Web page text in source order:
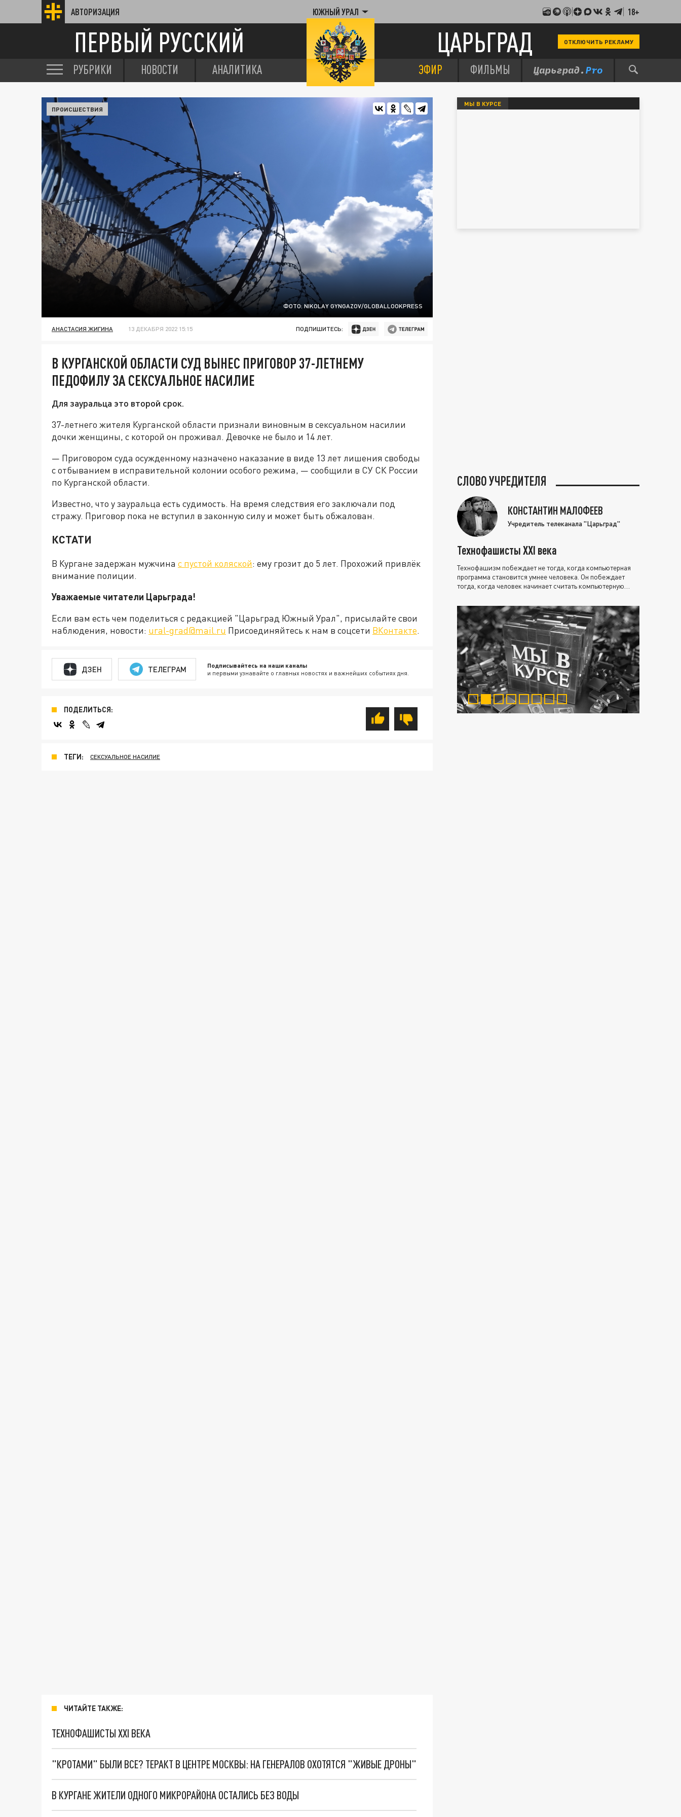
АВТОРИЗАЦИЯ ЮЖНЫЙ УРАЛ 18+
ПЕРВЫЙ РУССКИЙ ЦАРЬГРАД ОТКЛЮЧИТЬ РЕКЛАМУ
РУБРИКИ НОВОСТИ АНАЛИТИКА ЭФИР ФИЛЬМЫ
ФОТО: NIKOLAY GYNGAZOV/GLOBALLOOKPRESS
ПРОИСШЕСТВИЯ
АНАСТАСИЯ ЖИГИНА 13 ДЕКАБРЯ 2022 15:15 ПОДПИШИТЕСЬ:
В КУРГАНСКОЙ ОБЛАСТИ СУД ВЫНЕС ПРИГОВОР 37-ЛЕТНЕМУ
ПЕДОФИЛУ ЗА СЕКСУАЛЬНОЕ НАСИЛИЕ
Для зауральца это второй срок.
37-летнего жителя Курганской области признали виновным в сексуальном насилии
дочки женщины, с которой он проживал. Девочке не было и 14 лет.
— Приговором суда осужденному назначено наказание в виде 13 лет лишения свободы
с отбыванием в исправительной колонии особого режима, — сообщили в СУ СК России
по Курганской области.
Известно, что у зауральца есть судимость. На время следствия его заключали под
стражу. Приговор пока не вступил в законную силу и может быть обжалован.
КСТАТИ
В Кургане задержан мужчина с пустой коляской: ему грозит до 5 лет. Прохожий привлёк
внимание полиции.
Уважаемые читатели Царьграда!
Если вам есть чем поделиться с редакцией "Царьград Южный Урал", присылайте свои
наблюдения, новости: ural-grad@mail.ru Присоединяйтесь к нам в соцсети ВКонтакте.
ДЗЕН ТЕЛЕГРАМ Подписывайтесь на наши каналы
и первыми узнавайте о главных новостях и важнейших событиях дня.
ПОДЕЛИТЬСЯ:
ТЕГИ: СЕКСУАЛЬНОЕ НАСИЛИЕ
ЧИТАЙТЕ ТАКЖЕ:
ТЕХНОФАШИСТЫ XXI ВЕКА
"КРОТАМИ" БЫЛИ ВСЕ? ТЕРАКТ В ЦЕНТРЕ МОСКВЫ: НА ГЕНЕРАЛОВ ОХОТЯТСЯ "ЖИВЫЕ ДРОНЫ"
В КУРГАНЕ ЖИТЕЛИ ОДНОГО МИКРОРАЙОНА ОСТАЛИСЬ БЕЗ ВОДЫ
МЫ В КУРСЕ
СЛОВО УЧРЕДИТЕЛЯ
КОНСТАНТИН МАЛОФЕЕВ
Учредитель телеканала "Царьград"
Технофашисты XXI века
Технофашизм побеждает не тогда, когда компьютерная
программа становится умнее человека. Он побеждает
тогда, когда человек начинает считать компьютерную